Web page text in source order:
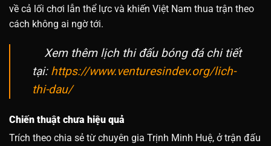
về cả lối chơi lẫn thể lực và khiến Việt Nam thua trận theo
cách không ai ngờ tới.
Xem thêm lịch thi đấu bóng đá chi tiết
tại: https://www.venturesindev.org/lich-
thi-dau/
Chiến thuật chưa hiệu quả
Trích theo chia sẻ từ chuyên gia Trịnh Minh Huệ, ở trận đấu